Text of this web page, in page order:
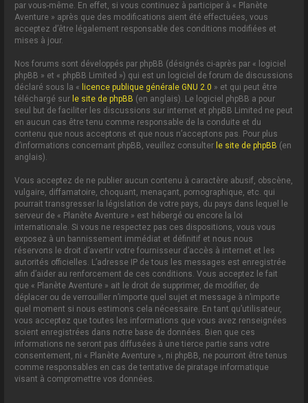
par vous-même. En effet, si vous continuez à participer à « Planète
Aventure » après que des modifications aient été effectuées, vous
acceptez d’être légalement responsable des conditions modifiées et
mises à jour.
Nos forums sont développés par phpBB (désignés ci-après par « logiciel
phpBB » et « phpBB Limited ») qui est un logiciel de forum de discussions
déclaré sous la « licence publique générale GNU 2.0 » et qui peut être
téléchargé sur le site de phpBB (en anglais). Le logiciel phpBB a pour
seul but de faciliter les discussions sur internet et phpBB Limited ne peut
en aucun cas être tenu comme responsable de la conduite et du
contenu que nous acceptons et que nous n’acceptons pas. Pour plus
d’informations concernant phpBB, veuillez consulter le site de phpBB (en
anglais).
Vous acceptez de ne publier aucun contenu à caractère abusif, obscène,
vulgaire, diffamatoire, choquant, menaçant, pornographique, etc. qui
pourrait transgresser la législation de votre pays, du pays dans lequel le
serveur de « Planète Aventure » est hébergé ou encore la loi
internationale. Si vous ne respectez pas ces dispositions, vous vous
exposez à un bannissement immédiat et définitif et nous nous
réservons le droit d’avertir votre fournisseur d’accès à internet et les
autorités officielles. L’adresse IP de tous les messages est enregistrée
afin d’aider au renforcement de ces conditions. Vous acceptez le fait
que « Planète Aventure » ait le droit de supprimer, de modifier, de
déplacer ou de verrouiller n’importe quel sujet et message à n’importe
quel moment si nous estimons cela nécessaire. En tant qu’utilisateur,
vous acceptez que toutes les informations que vous avez renseignées
soient enregistrées dans notre base de données. Bien que ces
informations ne seront pas diffusées à une tierce partie sans votre
consentement, ni « Planète Aventure », ni phpBB, ne pourront être tenus
comme responsables en cas de tentative de piratage informatique
visant à compromettre vos données.